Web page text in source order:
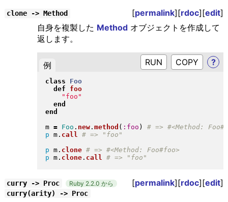
clone -> Method [permalink][rdoc][edit]
自身を複製した Methodオブジェクトを作成して
返します。
例 RUN ?
class
Foo
def
foo
" foo "
end
end
m = Foo . new. method ( :foo )
p m. call
p m. clone
p m. clone. call
curry -> Proc Ruby 2.2.0 から [permalink][rdoc][edit]
curry(arity) -> Proc